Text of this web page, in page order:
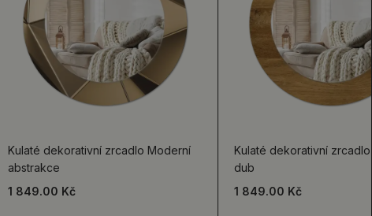
Kulaté dekorativní zrcadlo Moderní
abstrakce
1 849.00 Kč
Kulaté dekorativní zrcadlo
dub
1 849.00 Kč